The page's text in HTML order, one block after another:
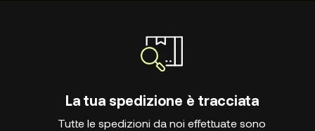
La tua spedizione è tracciata
Tutte le spedizioni da noi effettuate sono